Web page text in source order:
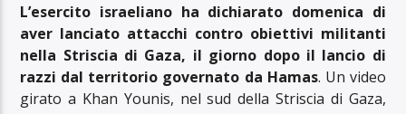
L’esercito israeliano ha dichiarato domenica di
aver lanciato attacchi contro obiettivi militanti
nella Striscia di Gaza, il giorno dopo il lancio di
razzi dal territorio governato da Hamas. Un video
girato a Khan Younis, nel sud della Striscia di Gaza,